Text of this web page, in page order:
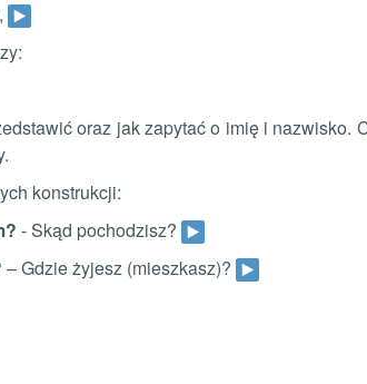
oraz jak zapytać o imię i nazwisko.
konstrukcji:
- Skąd pochodzisz?
– Gdzie żyjesz (mieszkasz)?